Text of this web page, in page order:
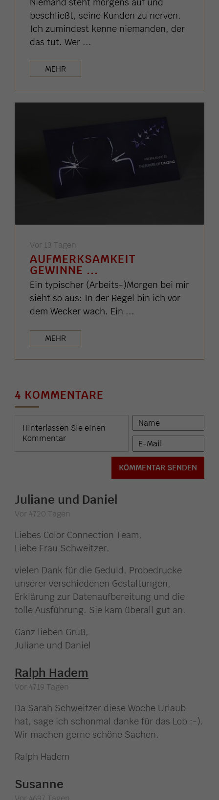
Niemand steht morgens auf und
beschließt, seine Kunden zu nerven.
Ich zumindest kenne niemanden, der
das tut. Wer ...
MEHR
Vor 13 Tagen
AUFMERKSAMKEIT
GEWINNE ...
Ein typischer (Arbeits-)Morgen bei mir
sieht so aus: In der Regel bin ich vor
dem Wecker wach. Ein ...
MEHR
4 KOMMENTARE
Juliane und Daniel
Vor 4720 Tagen
Liebes Color Connection Team,
Liebe Frau Schweitzer,
vielen Dank für die Geduld, Probedrucke
unserer verschiedenen Gestaltungen,
Erklärung zur Datenaufbereitung und die
tolle Ausführung. Sie kam überall gut an.
Ganz lieben Gruß,
Juliane und Daniel
Ralph Hadem
Vor 4719 Tagen
Da Sarah Schweitzer diese Woche Urlaub
hat, sage ich schonmal danke für das Lob :-).
Wir machen gerne schöne Sachen.
Ralph Hadem
Susanne